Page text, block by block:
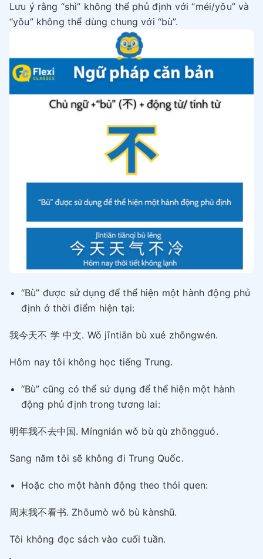
Lưu ý rằng “shì” không thể phủ định với “méi/yǒu” và
“yǒu” không thể dùng chung với “bù”.
“Bù” được sử dụng để thể hiện một hành động phủ
định ở thời điểm hiện tại:
我今天不 学 中文. Wǒ jīntiān bù xué zhōngwén.
Hôm nay tôi không học tiếng Trung.
“Bù” cũng có thể sử dụng để thể hiện một hành
động phủ định trong tương lai:
明年我不去中国. Míngnián wǒ bù qù zhōngguó.
Sang năm tôi sẽ không đi Trung Quốc.
Hoặc cho một hành động theo thói quen:
周末我不看书. Zhōumò wǒ bù kànshū.
Tôi không đọc sách vào cuối tuần.